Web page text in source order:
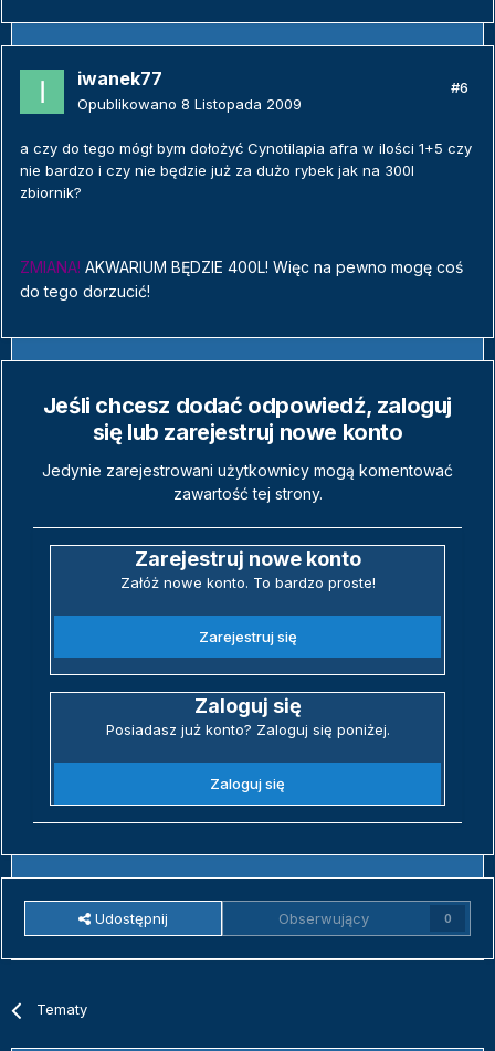
iwanek77
Opublikowano 8 Listopada 2009
#6
a czy do tego mógł bym dołożyć Cynotilapia afra w ilości 1+5 czy
nie bardzo i czy nie będzie już za dużo rybek jak na 300l
zbiornik?
ZMIANA! AKWARIUM BĘDZIE 400L! Więc na pewno mogę coś
do tego dorzucić!
Jeśli chcesz dodać odpowiedź, zaloguj
się lub zarejestruj nowe konto
Jedynie zarejestrowani użytkownicy mogą komentować
zawartość tej strony.
Zarejestruj nowe konto
Załóż nowe konto. To bardzo proste!
Zarejestruj się
Zaloguj się
Posiadasz już konto? Zaloguj się poniżej.
Zaloguj się
Udostępnij Obserwujący 0
Tematy